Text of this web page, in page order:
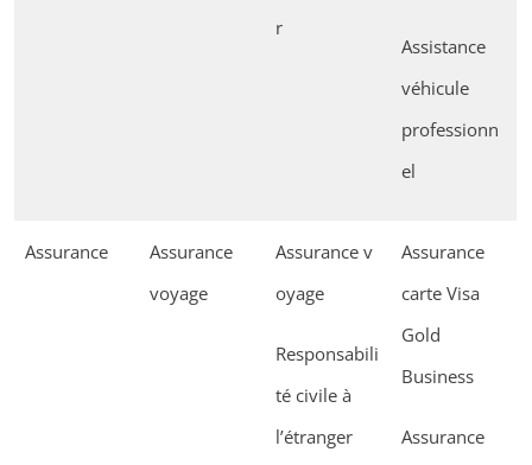
r
Assistance
véhicule
professionn
el
Assurance
Assurance
voyage
Assurance v
oyage
Responsabili
té civile à
l’étranger
Assurance
carte Visa
Gold
Business
Assurance